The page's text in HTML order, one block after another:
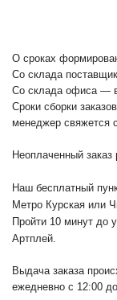
О сроках
Со склада
Со склада офиса — в
Сроки сборки
менеджер свяжется
Неоплаченный заказ
Наш бесплатный
Метро Курская или
Пройти 10 минут до
Артплей.
Выдача заказа
ежедневно с 12:00